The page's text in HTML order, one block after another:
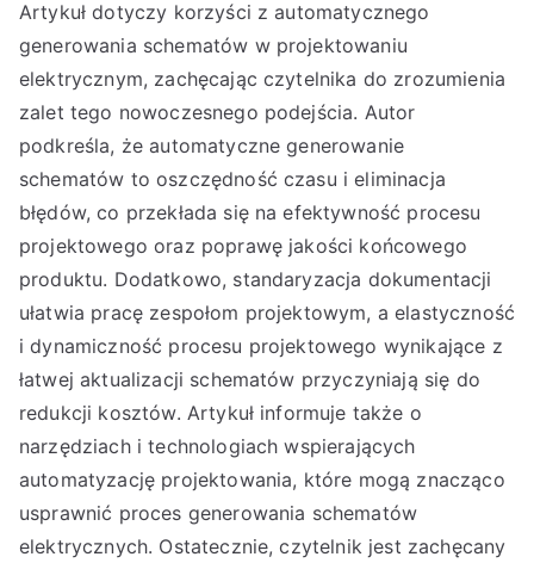
Artykuł dotyczy korzyści z automatycznego
generowania schematów w projektowaniu
elektrycznym, zachęcając czytelnika do zrozumienia
zalet tego nowoczesnego podejścia. Autor
podkreśla, że automatyczne generowanie
schematów to oszczędność czasu i eliminacja
błędów, co przekłada się na efektywność procesu
projektowego oraz poprawę jakości końcowego
produktu. Dodatkowo, standaryzacja dokumentacji
ułatwia pracę zespołom projektowym, a elastyczność
i dynamiczność procesu projektowego wynikające z
łatwej aktualizacji schematów przyczyniają się do
redukcji kosztów. Artykuł informuje także o
narzędziach i technologiach wspierających
automatyzację projektowania, które mogą znacząco
usprawnić proces generowania schematów
elektrycznych. Ostatecznie, czytelnik jest zachęcany